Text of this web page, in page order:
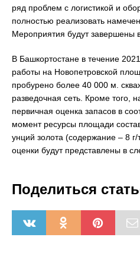
ряд проблем с логистикой и
полностью реализовать
Мероприятия будут завершены
В Башкортостане в течение
работы на Новопетровской
пробурено более 40 000 м.
разведочная сеть. Кроме того,
первичная оценка запасов в
момент ресурсы площади
унций золота (содержание – 8
оценки будут представлены в
Поделиться